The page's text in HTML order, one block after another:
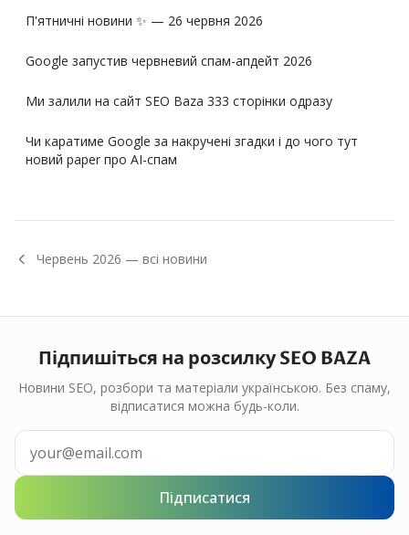
П'ятничні новини ✨ — 26 червня 2026
Google запустив червневий спам-апдейт 2026
Ми залили на сайт SEO Baza 333 сторінки одразу
Чи каратиме Google за накручені згадки і до чого тут
новий paper про AI-спам
Червень 2026 — всі новини
Підпишіться на розсилку SEO BAZA
Новини SEO, розбори та матеріали українською. Без спаму,
відписатися можна будь-коли.
Підписатися